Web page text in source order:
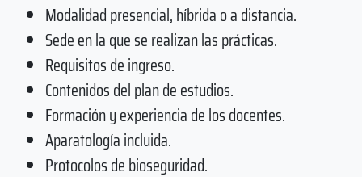
Modalidad presencial, híbrida o a distancia.
Sede en la que se realizan las prácticas.
Requisitos de ingreso.
Contenidos del plan de estudios.
Formación y experiencia de los docentes.
Aparatología incluida.
Protocolos de bioseguridad.